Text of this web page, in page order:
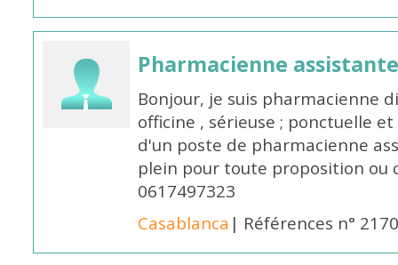
Pharmacienne
Bonjour, je suis pharmacienne
officine , sérieuse ; ponctuelle
d'un poste de pharmacienne
plein pour toute proposition ou
0617497323
Casablanca | Références n°